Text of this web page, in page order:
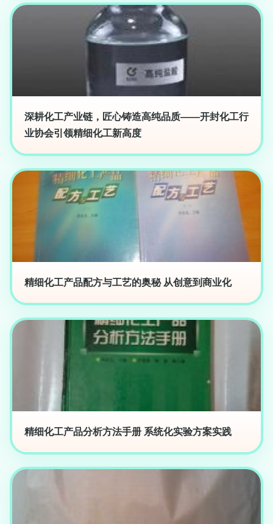
深耕化工产业链，匠心铸造高纯品质——开封化工行
业协会引领精细化工新高度
精细化工产品配方与工艺的奥秘 从创意到商业化
精细化工产品分析方法手册 系统化实验方案实践